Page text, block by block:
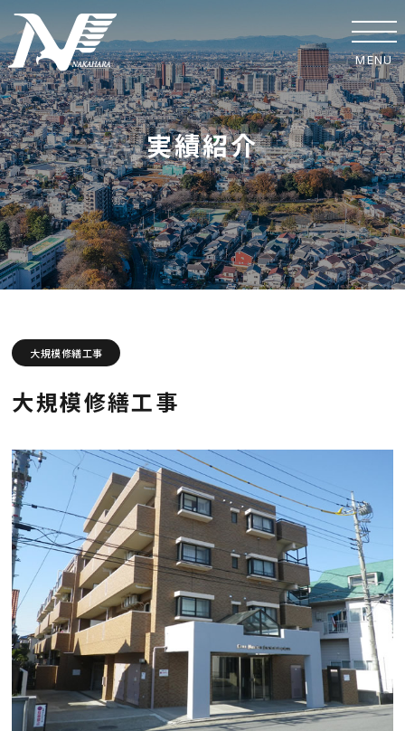
MENU
ホーム
事業紹介
実績紹介
中原工業の取り組み
安全への取り組み
協力業者の皆様へ
採用情報
お知らせ
お問い合わせ
プライバシーポリシー
実績紹介
大規模修繕工事
大規模修繕工事